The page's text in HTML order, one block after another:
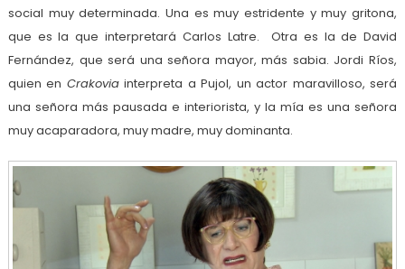
social muy determinada. Una es muy estridente y muy gritona,
que es la que interpretará Carlos Latre. Otra es la de David
Fernández, que será una señora mayor, más sabia. Jordi Ríos,
quien en Crakoviainterpreta a Pujol, un actor maravilloso, será
una señora más pausada e interiorista, y la mía es una señora
muy acaparadora, muy madre, muy dominanta.